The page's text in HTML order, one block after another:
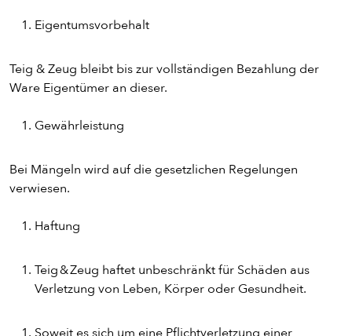
Eigentumsvorbehalt
Teig & Zeug bleibt bis zur vollständigen Bezahlung der
Ware Eigentümer an dieser.
Gewährleistung
Bei Mängeln wird auf die gesetzlichen Regelungen
verwiesen.
Haftung
Teig & Zeug haftet unbeschränkt für Schäden aus
Verletzung von Leben, Körper oder Gesundheit.